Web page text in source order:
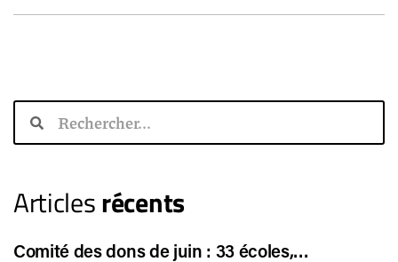
Articlesrécents
Comité des dons de juin : 33 écoles,…